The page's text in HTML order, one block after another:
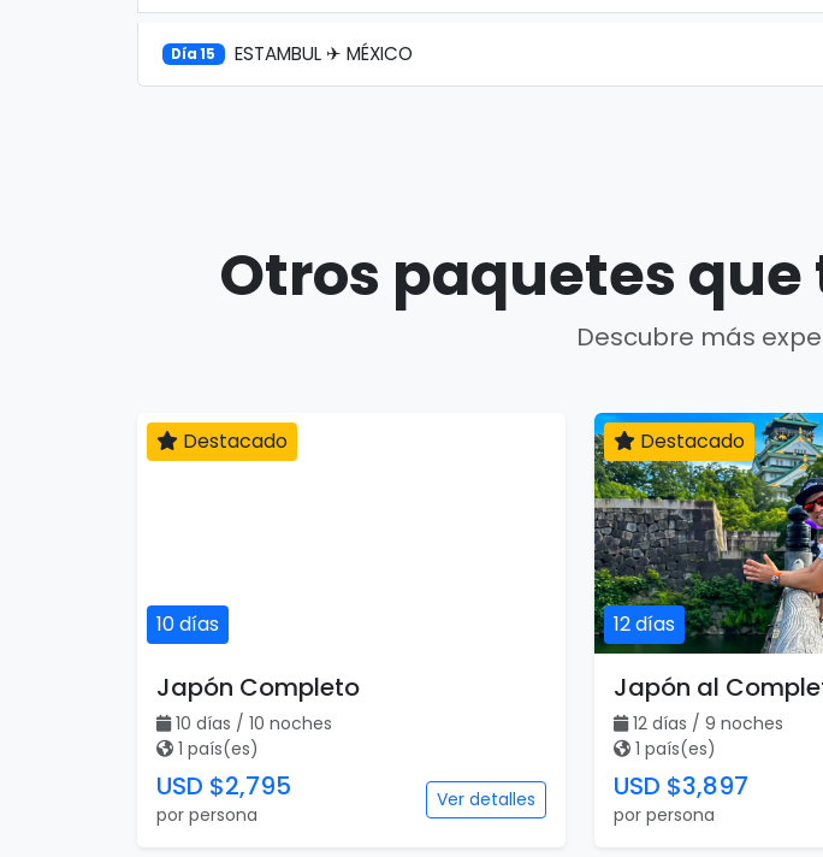
Día 15 ESTAMBUL ✈ MÉXICO
Otros paquetes
Descubre más
10 días
Destacado
Japón Completo
10 días / 10 noches
1 país(es)
USD $2,795
por persona
Ver detalles
12 días
Destacado
Japón al
12 días / 9 noches
1 país(es)
USD $3,897
por persona